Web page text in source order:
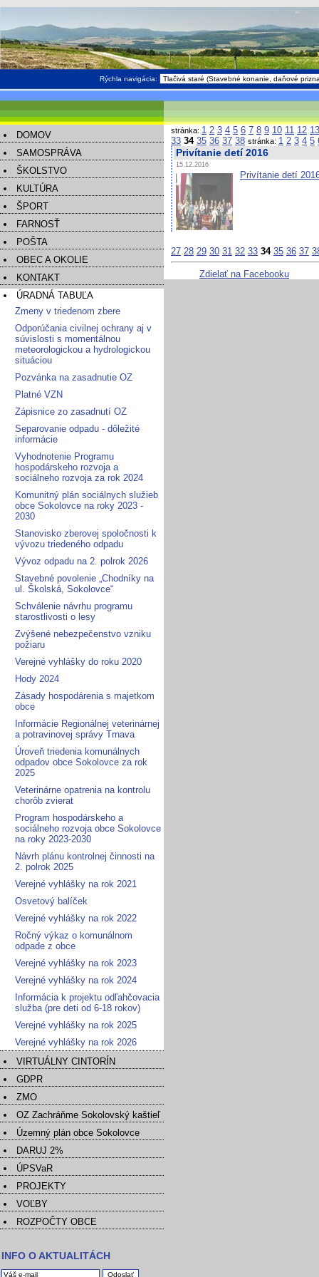
Rýchla navigácia:
DOMOV
SAMOSPRÁVA
ŠKOLSTVO
KULTÚRA
ŠPORT
FARNOSŤ
POŠTA
OBEC A OKOLIE
KONTAKT
ÚRADNÁ TABUĽA
Zmeny v triedenom zbere
Odporúčania civilnej ochrany aj v
súvislosti s momentálnou
meteorologickou a hydrologickou
situáciou
Pozvánka na zasadnutie OZ
Platné VZN
Zápisnice zo zasadnutí OZ
Separovanie odpadu - dôležité
informácie
Vyhodnotenie Programu
hospodárskeho rozvoja a
sociálneho rozvoja za rok 2024
Komunitný plán sociálnych služieb
obce Sokolovce na roky 2023 -
2030
Stanovisko zberovej spoločnosti k
vývozu triedeného odpadu
Vývoz odpadu na 2. polrok 2026
Stavebné povolenie „Chodníky na
ul. Školská, Sokolovce“
Schválenie návrhu programu
starostlivosti o lesy
Zvýšené nebezpečenstvo vzniku
požiaru
Verejné vyhlášky do roku 2020
Hody 2024
Zásady hospodárenia s majetkom
obce
Informácie Regionálnej veterinárnej
a potravinovej správy Trnava
Úroveň triedenia komunálnych
odpadov obce Sokolovce za rok
2025
Veterinárne opatrenia na kontrolu
chorôb zvierat
Program hospodárskeho a
sociálneho rozvoja obce Sokolovce
na roky 2023-2030
Návrh plánu kontrolnej činnosti na
2. polrok 2025
Verejné vyhlášky na rok 2021
Osvetový balíček
Verejné vyhlášky na rok 2022
Ročný výkaz o komunálnom
odpade z obce
Verejné vyhlášky na rok 2023
Verejné vyhlášky na rok 2024
Informácia k projektu odľahčovacia
služba (pre deti od 6-18 rokov)
Verejné vyhlášky na rok 2025
Verejné vyhlášky na rok 2026
VIRTUÁLNY CINTORÍN
GDPR
ZMO
OZ Zachráňme Sokolovský kaštieľ
Územný plán obce Sokolovce
DARUJ 2%
ÚPSVaR
PROJEKTY
VOĽBY
ROZPOČTY OBCE
INFO O AKTUALITÁCH
stránka: 1 2 3 4 5 6 7 8 9 10 11 12 13
33 34 35 36 37 38
Privítanie detí 2016
15.12.2016
Privítanie detí
stránka: 1 2 3 4 5
27 28 29 30 31 32 33 34 35 36 37
Zdielať na Facebooku